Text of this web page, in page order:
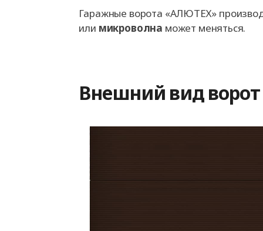
Гаражные ворота «АЛЮТЕХ»
или микроволна может меняться.
Внешний вид ворот